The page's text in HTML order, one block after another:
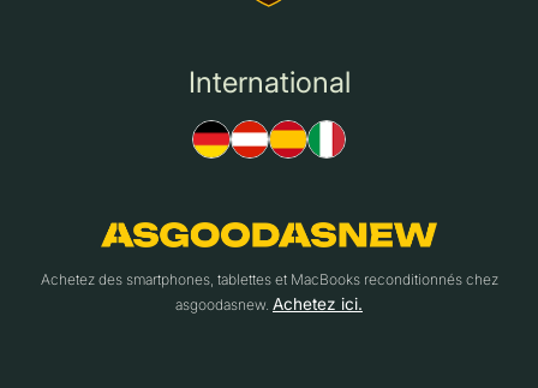
International
Achetez des smartphones, tablettes et MacBooks reconditionnés chez
asgoodasnew. Achetez ici.